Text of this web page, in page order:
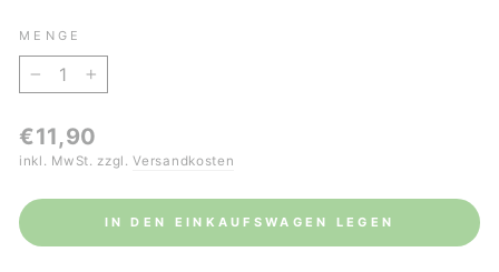
MENGE
Normaler
€11,90
inkl. MwSt. zzgl.Versandkosten
IN DEN EINKAUFSWAGEN LEGEN